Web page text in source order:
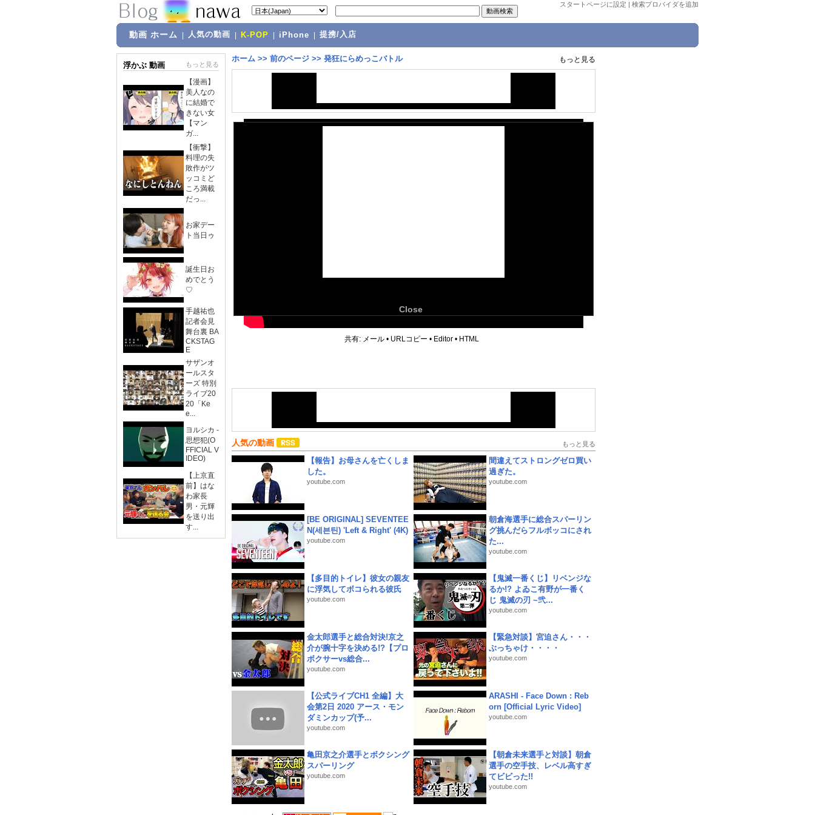
スタートページに設定 | 検索プロバイダを追加
動画 ホーム 人気の動画 K-POP iPhone 提携/入店
浮かぶ 動画 もっと見る
【漫画】
美人なの
に結婚で
きない女
【マン
ガ...
【衝撃】
料理の失
敗作がツ
ッコミど
ころ満載
だっ...
お家デー
ト当日ゥ
誕生日お
めでとう
♡
手越祐也
記者会見
舞台裏 BA
CKSTAG
E
サザンオ
ールスタ
ーズ 特別
ライブ20
20「Ke
e...
ヨルシカ -
思想犯(O
FFICIAL V
IDEO)
【上京直
前】はな
わ家長
男・元輝
を送り出
す...
ホーム >> 前のページ >> 発狂にらめっこバトル もっと見る
Close
共有: メール • URLコピー • Editor • HTML
人気の動画 もっと見る
【報告】お母さんを亡くしま
した。
youtube.com
間違えてストロングゼロ買い
過ぎた。
youtube.com
[BE ORIGINAL] SEVENTEE
N(세븐틴) 'Left & Right' (4K)
youtube.com
朝倉海選手に総合スパーリン
グ挑んだらフルボッコにされ
た...
youtube.com
【多目的トイレ】彼女の親友
に浮気してボコられる彼氏
youtube.com
【鬼滅一番くじ】リベンジな
るか!? よゐこ有野が一番く
じ 鬼滅の刃 ~弐...
youtube.com
金太郎選手と総合対決!京之
介が腕十字を決める!?【プロ
ボクサーvs総合...
youtube.com
【緊急対談】宮迫さん・・・
ぶっちゃけ・・・・
youtube.com
【公式ライブCH1 全編】大
会第2日 2020 アース・モン
ダミンカップ(予...
youtube.com
ARASHI - Face Down : Reb
orn [Official Lyric Video]
youtube.com
亀田京之介選手とボクシング
スパーリング
youtube.com
【朝倉未来選手と対談】朝倉
選手の空手技、レベル高すぎ
てビビった!!
youtube.com